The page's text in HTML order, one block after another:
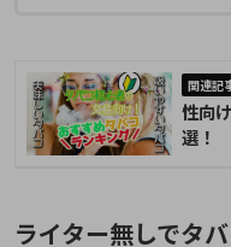
性向
選！
ライター無しでタ